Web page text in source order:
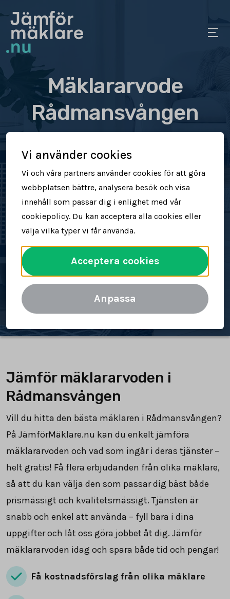
Mäklararvode
Rådmansvången
i arvode
Jämför mäklararvoden
Se vad mäklare tar för att sälja din
bostad
Spara tid och pengar
Jämför mäklararvoden
Jämför mäklararvoden i
Rådmansvången
Vill du hitta den bästa mäklaren i Rådmansvången?
På JämförMäklare.nu kan du enkelt jämföra
mäklararvoden och vad som ingår i deras tjänster –
helt gratis! Få flera erbjudanden från olika mäklare,
så att du kan välja den som passar dig bäst både
prismässigt och kvalitetsmässigt. Tjänsten är
snabb och enkel att använda – fyll bara i dina
uppgifter och låt oss göra jobbet åt dig. Jämför
mäklararvoden idag och spara både tid och pengar!
Få kostnadsförslag från olika mäklare
Vi använder cookies
Vi och våra partners använder cookies för att göra
webbplatsen bättre, analysera besök och visa
innehåll som passar dig i enlighet med vår
cookiepolicy. Du kan acceptera alla cookies eller
välja vilka typer vi får använda.
Acceptera cookies
Anpassa